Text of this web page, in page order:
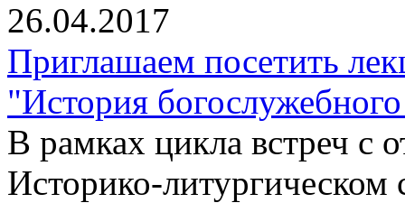
26.04.2017
Приглашаем посетить
"История
В рамках цикла встреч
Историко-